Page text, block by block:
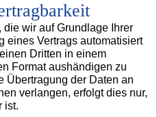
wir auf Grundlage Ihrer
eines Vertrags automatisiert
Dritten in einem
Format aushändigen zu
Übertragung der Daten an
verlangen, erfolgt dies nur,
ist.